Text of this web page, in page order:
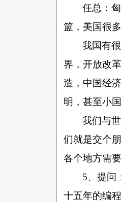
任总：
篮，美国很
我国有
界，开放改
造，中国经
明，甚至小
我们与
们就是交个
各个地方需要
5、提问
十五年的编